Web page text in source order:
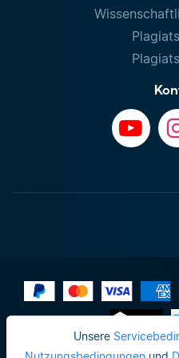
Unsere